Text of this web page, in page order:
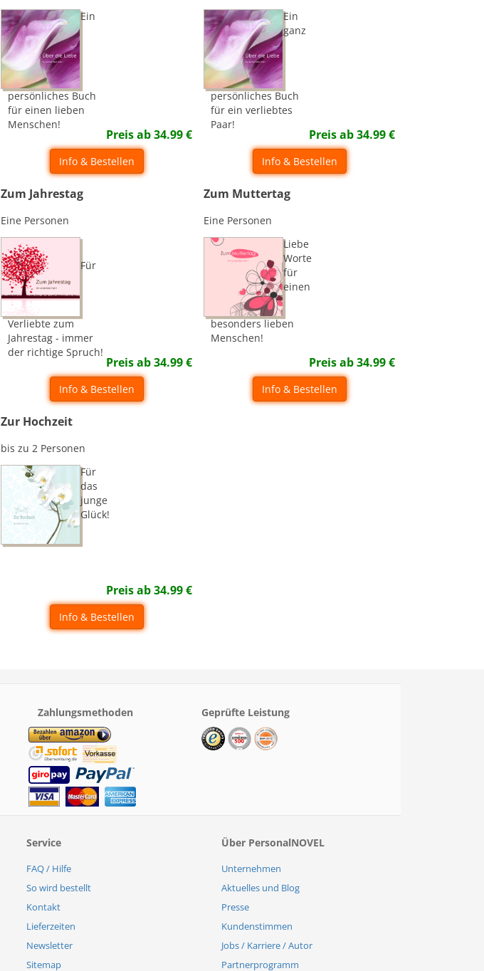
Ein
persönliches Buch
für einen lieben
Menschen!
Preis ab34.99€
Info & Bestellen
Ein
ganz
persönliches Buch
für ein verliebtes
Paar!
Preis ab34.99€
Info & Bestellen
Zum Jahrestag
Eine Personen
Für
Verliebte zum
Jahrestag - immer
der richtige Spruch!
Preis ab34.99€
Info & Bestellen
Zum Muttertag
Eine Personen
Liebe
Worte
für
einen
besonders lieben
Menschen!
Preis ab34.99€
Info & Bestellen
Zur Hochzeit
bis zu 2 Personen
Für
das
junge
Glück!
Preis ab34.99€
Info & Bestellen
Zahlungsmethoden Geprüfte Leistung
Service
FAQ / Hilfe
So wird bestellt
Kontakt
Lieferzeiten
Newsletter
Sitemap
Über PersonalNOVEL
Unternehmen
Aktuelles und Blog
Presse
Kundenstimmen
Jobs / Karriere / Autor
Partnerprogramm